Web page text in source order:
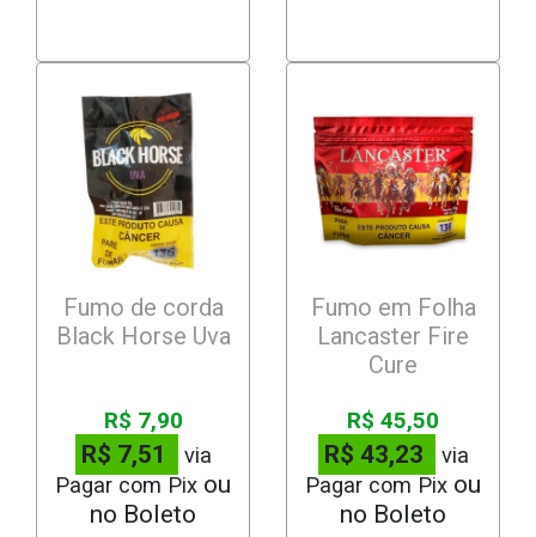
Fumo de corda
Black Horse Uva
R$ 7,90
R$ 7,51
via
Pagar com Pix
Fumo em Folha
Lancaster Fire
Cure
R$ 45,50
R$ 43,23
via
Pagar com Pix